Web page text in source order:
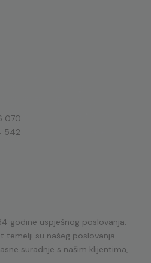
070
542
godine uspješnog poslovanja.
temelji su našeg poslovanja.
suradnje s našim klijentima,